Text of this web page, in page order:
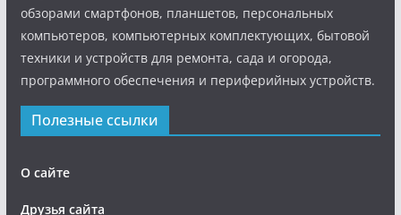
обзорами смартфонов, планшетов, персональных
компьютеров, компьютерных комплектующих, бытовой
техники и устройств для ремонта, сада и огорода,
программного обеспечения и периферийных устройств.
Полезные ссылки
О сайте
Друзья сайта